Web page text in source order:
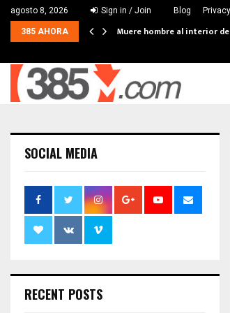
agosto 8, 2026 Sign in / Join Blog Privacy
385 AHORA Muere hombre al interior
SOCIAL MEDIA
RECENT POSTS